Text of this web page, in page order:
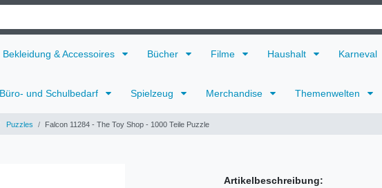
Bekleidung & Accessoires Bücher Filme Haushalt Karneval
Büro- und Schulbedarf Spielzeug Merchandise Themenwelten
Puzzles Falcon 11284 - The Toy Shop - 1000 Teile Puzzle
Artikelbeschreibung: